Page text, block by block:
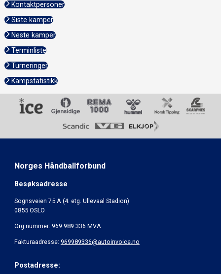
Kontaktpersoner
Siste kamper
Neste kamper
Terminliste
Turneringer
Kampstatistikk
Norges Håndballforbund
Besøksadresse
Sognsveien 75 A (4. etg. Ullevaal Stadion)
0855 OSLO
Org.nummer: 969 989 336 MVA
Fakturaadresse: 969989336@autoinvoice.no
Postadresse: